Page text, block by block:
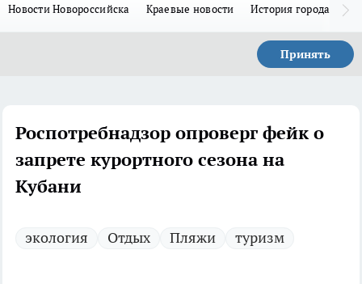
Новости Новороссийска Краевые новости История города Н
Принять
Роспотребнадзор опроверг фейк о
запрете курортного сезона на
Кубани
экология Отдых Пляжи туризм